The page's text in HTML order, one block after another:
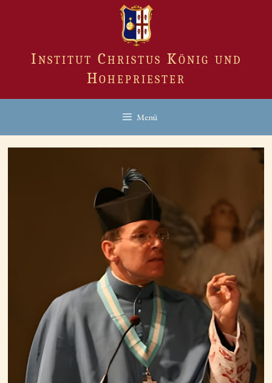
Institut Christus König und
Hohepriester
Menü